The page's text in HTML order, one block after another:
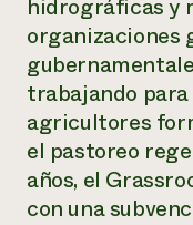
hidrográficas y
organizaciones
trabajando
agricultores
el pastoreo
años, el
con una